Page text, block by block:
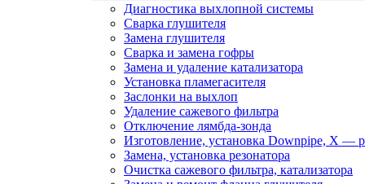
Диагностика выхлопной системы
Сварка глушителя
Замена глушителя
Сварка и замена гофры
Замена и удаление катализатора
Установка пламегасителя
Заслонки на выхлоп
Удаление сажевого фильтра
Отключение лямбда-зонда
Изготовление, установка Downpipe, X —
Замена, установка резонатора
Очистка сажевого фильтра, катализатора